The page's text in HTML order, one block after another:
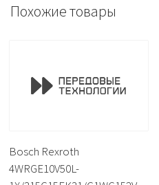
Похожие товары
Bosch Rexroth
4WRGE10V50L-